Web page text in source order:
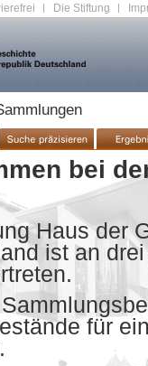
| Die Stiftung |
bei
Haus der
ist an
für